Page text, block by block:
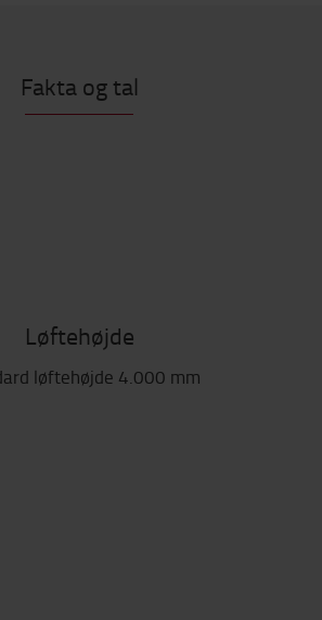
Fakta og tal
Løftehøjde
løftehøjde 4.000 mm